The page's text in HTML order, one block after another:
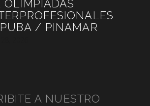
OLIMPÍADAS
/ PINAMAR
A NUESTRO